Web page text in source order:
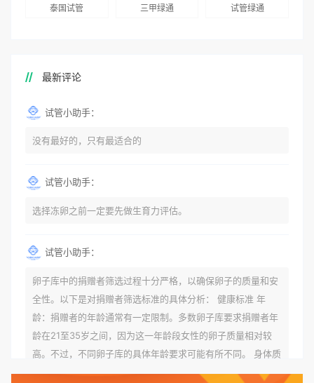
泰国试管 三甲绿通 试管绿通
最新评论
试管小助手：
没有最好的，只有最适合的
试管小助手：
选择冻卵之前一定要先做生育力评估。
试管小助手：
卵子库中的捐赠者筛选过程十分严格，以确保卵子的质量和安
全性。以下是对捐赠者筛选标准的具体分析： 健康标准 年
龄：捐赠者的年龄通常有一定限制。多数卵子库要求捐赠者年
龄在21至35岁之间，因为这一年龄段女性的卵子质量相对较
高。不过，不同卵子库的具体年龄要求可能有所不同。 身体质
量指数（BMI）：捐赠者的BMI通常需要在正常范围内，以确